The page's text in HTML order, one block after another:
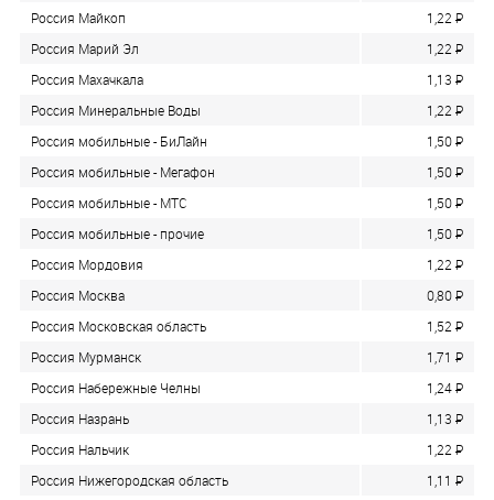
Россия Майкоп
1,22 P
Россия Марий Эл
1,22 P
Россия Махачкала
1,13 P
Россия Минеральные Воды
1,22 P
Россия мобильные - БиЛайн
1,50P
Россия мобильные - Мегафон
1,50P
Россия мобильные - МТС
1,50P
Россия мобильные - прочие
1,50P
Россия Мордовия
1,22 P
Россия Москва
0,80P
Россия Московская область
1,52 P
Россия Мурманск
1,71 P
Россия Набережные Челны
1,24P
Россия Назрань
1,13 P
Россия Нальчик
1,22 P
Россия Нижегородская область
1,11 P